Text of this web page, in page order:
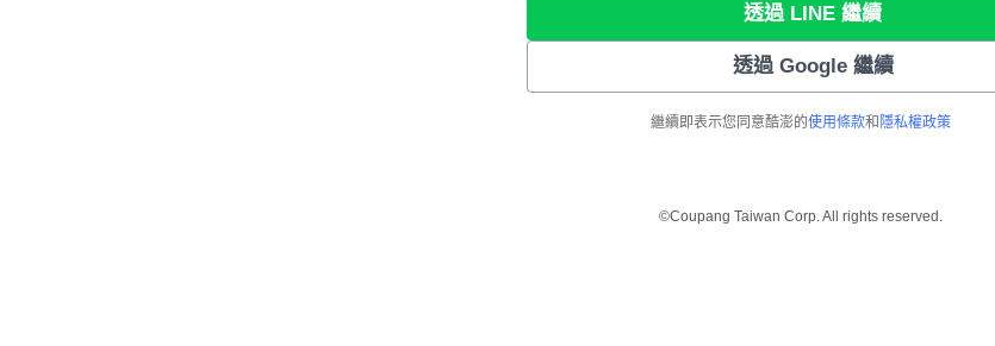
透過 LINE 繼續
透過 Google 繼續
繼續即表示您同意酷澎的使用條款和 隱私權政策
©Coupang Taiwan Corp. All rights reserved.